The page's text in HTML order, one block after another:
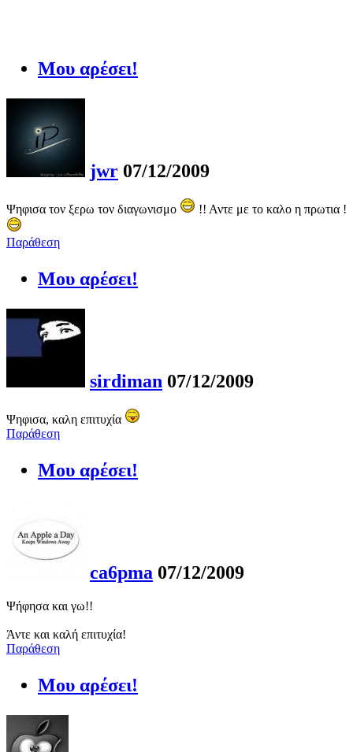
Μου αρέσει!
jwr 07/12/2009
Ψηφισα τον ξερω τον διαγωνισμο !! Αντε με το καλο η πρωτια !
Παράθεση
Μου αρέσει!
sirdiman 07/12/2009
Ψηφισα, καλη επιτυχία
Παράθεση
Μου αρέσει!
ca6pma 07/12/2009
Ψήφησα και γω!!
Άντε και καλή επιτυχία!
Παράθεση
Μου αρέσει!